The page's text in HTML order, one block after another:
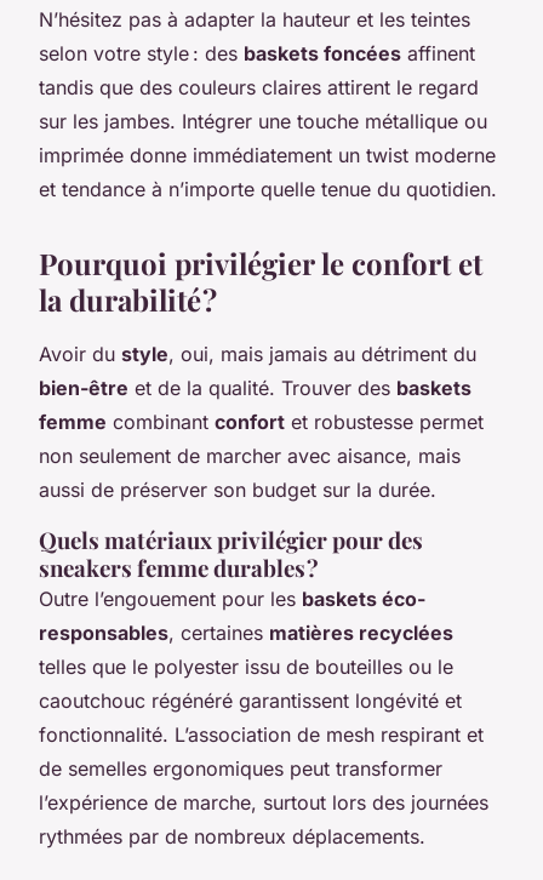
N’hésitez pas à adapter la hauteur et les teintes
selon votre style : des baskets foncées affinent
tandis que des couleurs claires attirent le regard
sur les jambes. Intégrer une touche métallique ou
imprimée donne immédiatement un twist moderne
et tendance à n’importe quelle tenue du quotidien.
Pourquoi privilégier le confort et
la durabilité ?
Avoir du style, oui, mais jamais au détriment du
bien-être et de la qualité. Trouver des baskets
femme combinant confort et robustesse permet
non seulement de marcher avec aisance, mais
aussi de préserver son budget sur la durée.
Quels matériaux privilégier pour des
sneakers femme durables ?
Outre l’engouement pour les baskets éco-
responsables, certaines matières recyclées
telles que le polyester issu de bouteilles ou le
caoutchouc régénéré garantissent longévité et
fonctionnalité. L’association de mesh respirant et
de semelles ergonomiques peut transformer
l’expérience de marche, surtout lors des journées
rythmées par de nombreux déplacements.